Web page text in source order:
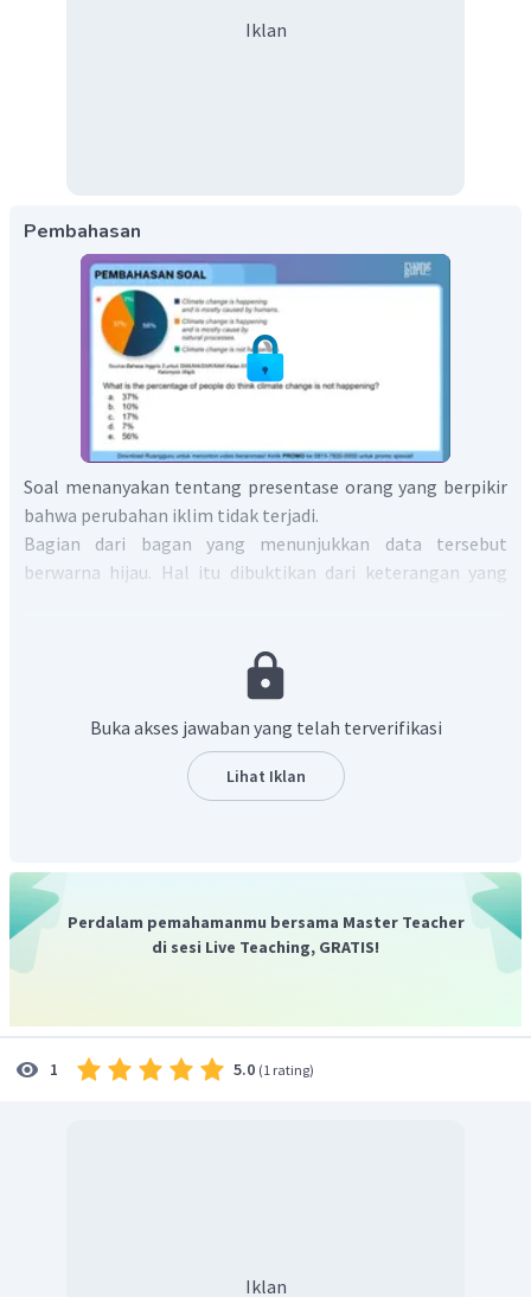
Iklan
Pembahasan
Soal menanyakan tentang presentase orang yang berpikir
bahwa perubahan iklim tidak terjadi.
Bagian dari bagan yang menunjukkan data tersebut
berwarna hijau. Hal itu dibuktikan dari keterangan yang
Jadi, jawaban yang benar adalah "7%" (D).
Buka akses jawaban yang telah terverifikasi
Lihat Iklan
Perdalam pemahamanmu bersama Master Teacher
di sesi Live Teaching, GRATIS!
1 5.0 (1 rating)
Iklan